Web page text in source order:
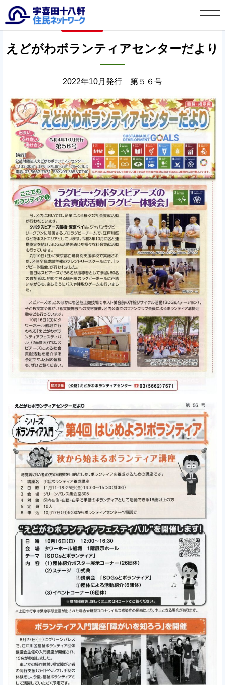
宇喜田十八軒 住民ネットワークとは
宇喜田十八軒自治会より
お便り投稿
タウン情報
えどがわボランティアセンターだより
2022年10月発行 第５６号